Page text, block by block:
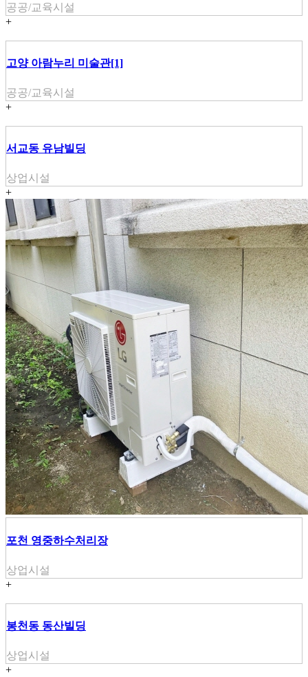
공공/교육시설
+
고양 아람누리 미술관[1]
공공/교육시설
+
서교동 유남빌딩
상업시설
+
포천 영중하수처리장
상업시설
+
봉천동 동산빌딩
상업시설
+